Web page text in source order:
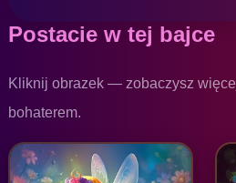
Postacie w tej bajce
Kliknij obrazek — zobaczysz
bohaterem.